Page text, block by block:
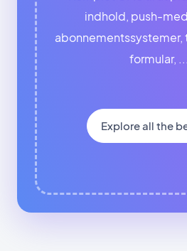
indhold, push-
formular, ...
Explore all the